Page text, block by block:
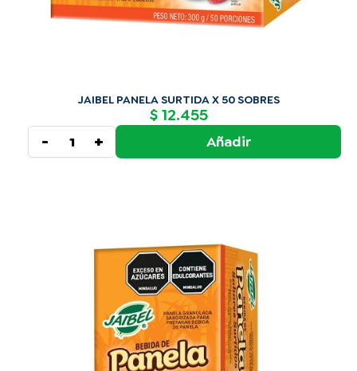
JAIBEL PANELA SURTIDA X 50 SOBRES
$12.455
- + Añadir